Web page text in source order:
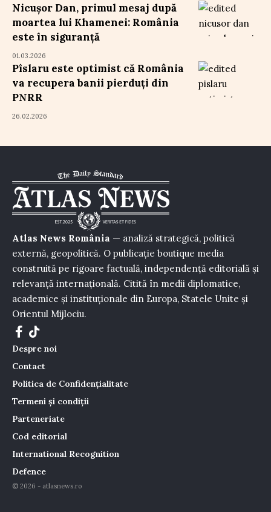
Nicușor Dan, primul mesaj după
moartea lui Khamenei: România
este în siguranță
01.03.2026
Pîslaru este optimist că România
va recupera banii pierduți din
PNRR
26.02.2026
Atlas News România — analiză strategică, politică
externă, geopolitică. O publicație boutique media
construită pe rigoare factuală, independență editorială și
relevanță internațională. Citită în medii diplomatice,
academice și instituționale din Europa, Statele Unite și
Orientul Mijlociu.
Despre noi
Contact
Politica de Confidențialitate
Termeni și condiții
Parteneriate
Cod editorial
International Recognition
Defence
© 2026 - atlasnews.ro